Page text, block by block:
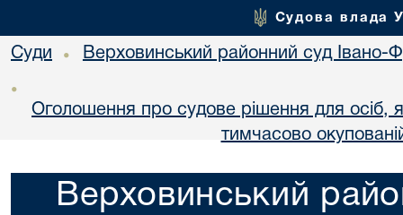
Судова влада
Суди • Верховинський районний суд Івано-
•
Оголошення про судове рішення для осіб,
тимчасово
Верховинський